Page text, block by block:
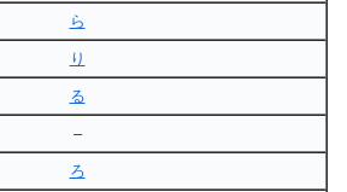
ら
り
る
–
ろ